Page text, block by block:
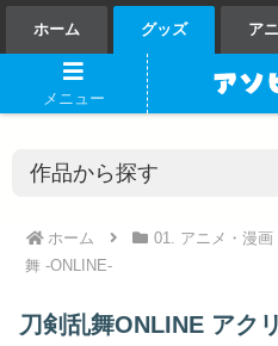
ホーム グッズ ア
ホーム 01. アニメ・漫画
舞 -ONLINE-
刀剣乱舞ONLINE アク
メニュー